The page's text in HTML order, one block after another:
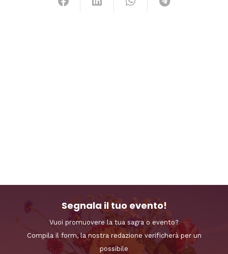
Segnala il tuo evento!
Vuoi promuovere la tua sagra o evento?
Compila il form, la nostra redazione verificherà per un
possibile